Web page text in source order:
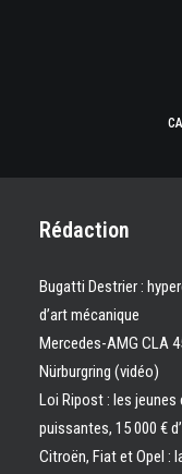
Rédaction
Bugatti Destrier :
d’art mécanique
Mercedes-AMG CLA
Nürburgring (vidéo)
Loi Ripost : les
puissantes, 15 000 €
Citroën, Fiat et Opel :